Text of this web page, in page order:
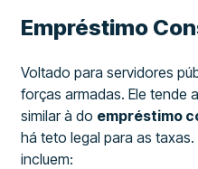
Empréstimo
Voltado para servidores
forças armadas. Ele tende
similar à do empréstimo
há teto legal para as
incluem: